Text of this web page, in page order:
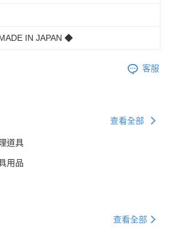
IN JAPAN ◆
客服
查看全部
道具
用品
查看全部